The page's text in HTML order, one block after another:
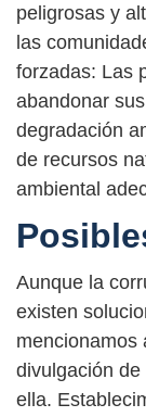
peligrosas y
las
forzadas: Las
abandonar
degradación
de recursos
ambiental
Aunque la
existen
mencionamos
divulgación
ella.